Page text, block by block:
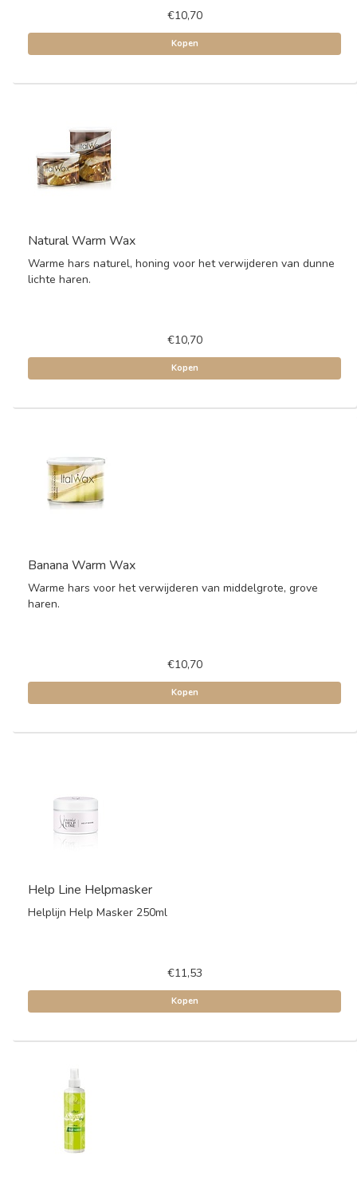
€10,70
Kopen
Natural Warm Wax
Warme hars naturel, honing voor het verwijderen van dunne
lichte haren.
€10,70
Kopen
Banana Warm Wax
Warme hars voor het verwijderen van middelgrote, grove
haren.
€10,70
Kopen
Help Line Helpmasker
Helplijn Help Masker 250ml
€11,53
Kopen